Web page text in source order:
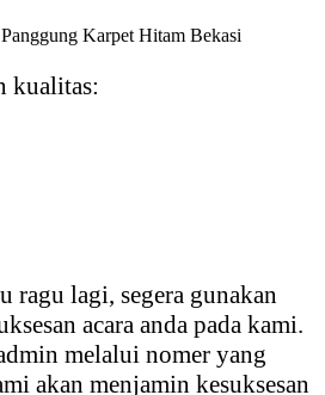
kualitas:
lagi, segera gunakan
acara anda pada kami.
melalui nomer yang
akan menjamin kesuksesan